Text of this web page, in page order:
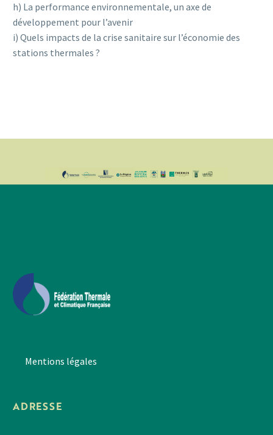
h) La performance environnementale, un axe de
développement pour l’avenir
i) Quels impacts de la crise sanitaire sur l’économie des
stations thermales ?
Mentions légales
ADRESSE